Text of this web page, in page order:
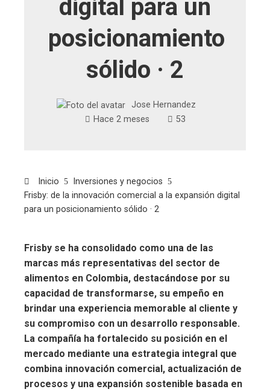
digital para un
posicionamiento
sólido · 2
Jose Hernandez
Hace 2 meses
53
Inicio
Inversiones y negocios
Frisby: de la innovación comercial a la expansión digital
para un posicionamiento sólido · 2
Frisby se ha consolidado como una de las
marcas más representativas del sector de
alimentos en Colombia, destacándose por su
capacidad de transformarse, su empeño en
brindar una experiencia memorable al cliente y
su compromiso con un desarrollo responsable.
La compañía ha fortalecido su posición en el
mercado mediante una estrategia integral que
combina innovación comercial, actualización de
procesos y una expansión sostenible basada en